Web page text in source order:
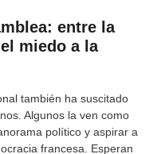
entre la
miedo a la
también ha suscitado
Algunos la ven como
político y aspirar a
francesa. Esperan